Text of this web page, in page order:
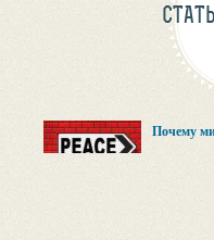
Почему